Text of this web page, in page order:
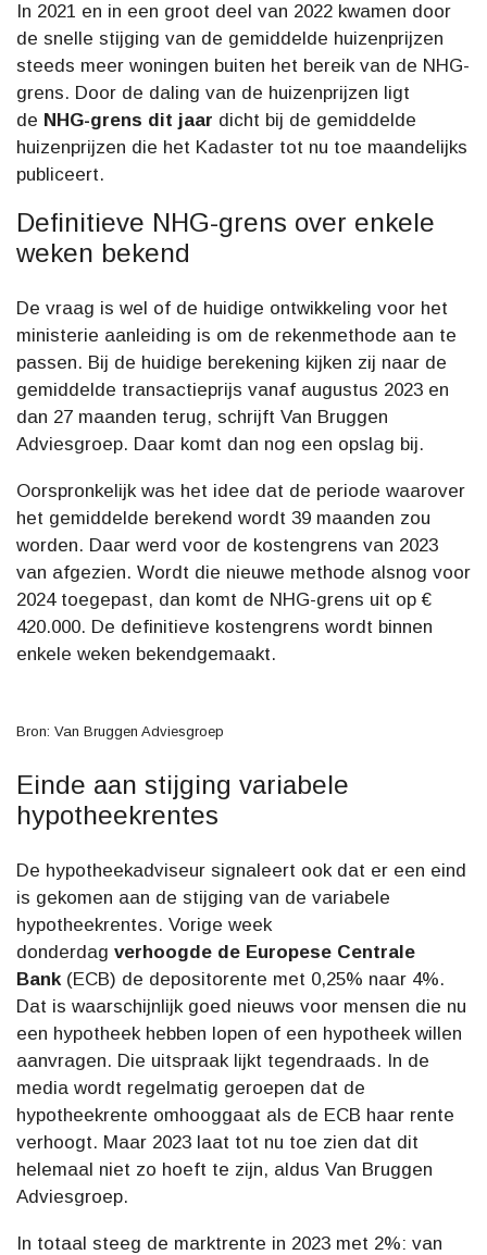
In 2021 en in een groot deel van 2022 kwamen door
de snelle stijging van de gemiddelde huizenprijzen
steeds meer woningen buiten het bereik van de NHG-
grens. Door de daling van de huizenprijzen ligt
de NHG-grens dit jaar dicht bij de gemiddelde
huizenprijzen die het Kadaster tot nu toe maandelijks
publiceert.
Definitieve NHG-grens over enkele
weken bekend
De vraag is wel of de huidige ontwikkeling voor het
ministerie aanleiding is om de rekenmethode aan te
passen. Bij de huidige berekening kijken zij naar de
gemiddelde transactieprijs vanaf augustus 2023 en
dan 27 maanden terug, schrijft Van Bruggen
Adviesgroep. Daar komt dan nog een opslag bij.
Oorspronkelijk was het idee dat de periode waarover
het gemiddelde berekend wordt 39 maanden zou
worden. Daar werd voor de kostengrens van 2023
van afgezien. Wordt die nieuwe methode alsnog voor
2024 toegepast, dan komt de NHG-grens uit op €
420.000. De definitieve kostengrens wordt binnen
enkele weken bekendgemaakt.
Bron: Van Bruggen Adviesgroep
Einde aan stijging variabele
hypotheekrentes
De hypotheekadviseur signaleert ook dat er een eind
is gekomen aan de stijging van de variabele
hypotheekrentes. Vorige week
donderdag verhoogde de Europese Centrale
Bank (ECB) de depositorente met 0,25% naar 4%.
Dat is waarschijnlijk goed nieuws voor mensen die nu
een hypotheek hebben lopen of een hypotheek willen
aanvragen. Die uitspraak lijkt tegendraads. In de
media wordt regelmatig geroepen dat de
hypotheekrente omhooggaat als de ECB haar rente
verhoogt. Maar 2023 laat tot nu toe zien dat dit
helemaal niet zo hoeft te zijn, aldus Van Bruggen
Adviesgroep.
In totaal steeg de marktrente in 2023 met 2%: van